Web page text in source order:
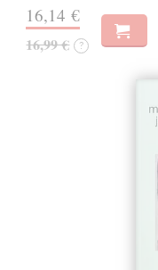
16,14 €
16,99 € ?